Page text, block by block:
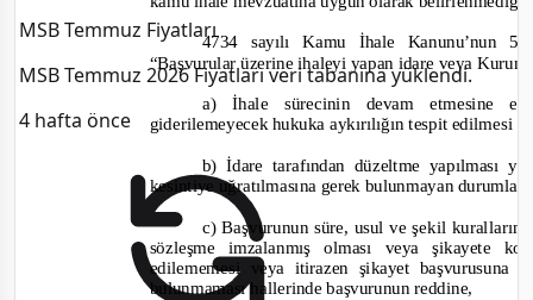
MSB Temmuz Fiyatları
MSB Temmuz 2026 Fiyatları veri tabanına yüklendi.
4 hafta önce
4734 sayılı Kamu İhale Kanunu’nun
“Başvurular üzerine ihaleyi yapan idare veya
a) İhale sürecinin devam etmesine
giderilemeyecek hukuka aykırılığın tespit
b) İdare tarafından düzeltme yapılması
kesintiye uğratılmasına gerek bulunmayan
c) Başvurunun süre, usul ve şekil
sözleşme imzalanmış olması veya şikayete
edilememesi veya itirazen şikayet
bulunmaması hallerinde başvurunun reddine,